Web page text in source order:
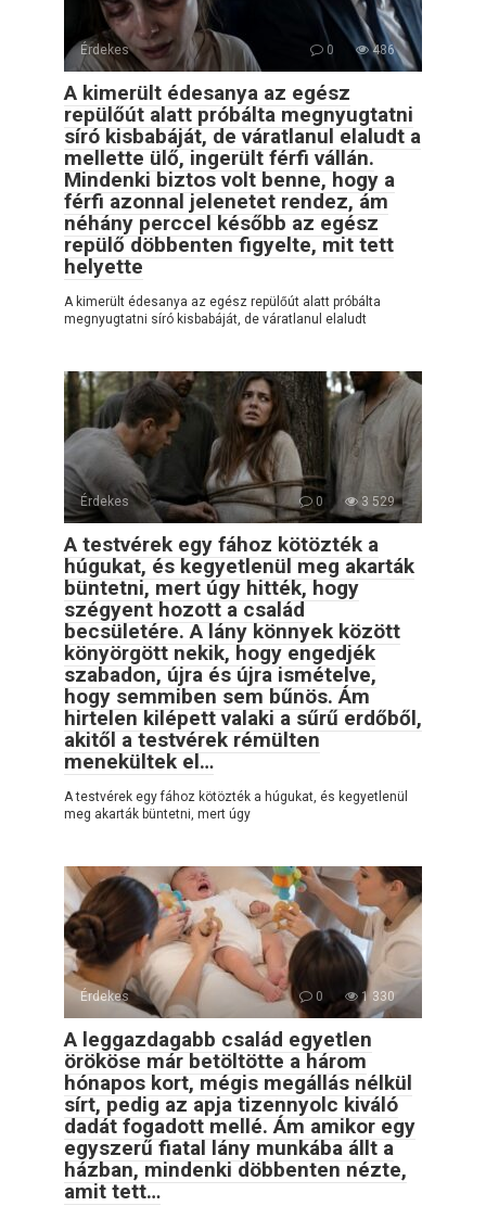
Érdekes 0 486
A kimerült édesanya az egész
repülőút alatt próbálta megnyugtatni
síró kisbabáját, de váratlanul elaludt a
mellette ülő, ingerült férfi vállán.
Mindenki biztos volt benne, hogy a
férfi azonnal jelenetet rendez, ám
néhány perccel később az egész
repülő döbbenten figyelte, mit tett
helyette
A kimerült édesanya az egész repülőút alatt próbálta
megnyugtatni síró kisbabáját, de váratlanul elaludt
Érdekes 0 3 529
A testvérek egy fához kötözték a
húgukat, és kegyetlenül meg akarták
büntetni, mert úgy hitték, hogy
szégyent hozott a család
becsületére. A lány könnyek között
könyörgött nekik, hogy engedjék
szabadon, újra és újra ismételve,
hogy semmiben sem bűnös. Ám
hirtelen kilépett valaki a sűrű erdőből,
akitől a testvérek rémülten
menekültek el…
A testvérek egy fához kötözték a húgukat, és kegyetlenül
meg akarták büntetni, mert úgy
Érdekes 0 1 330
A leggazdagabb család egyetlen
örököse már betöltötte a három
hónapos kort, mégis megállás nélkül
sírt, pedig az apja tizennyolc kiváló
dadát fogadott mellé. Ám amikor egy
egyszerű fiatal lány munkába állt a
házban, mindenki döbbenten nézte,
amit tett…